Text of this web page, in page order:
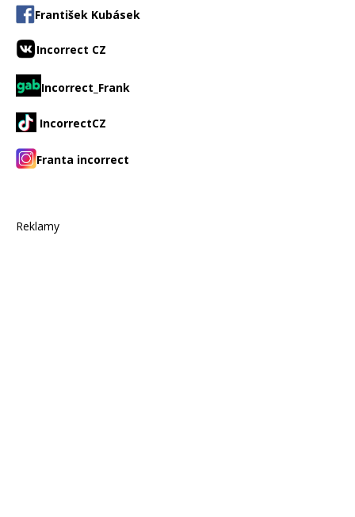
František Kubásek
Incorrect CZ
Incorrect_Frank
IncorrectCZ
Franta incorrect
Reklamy